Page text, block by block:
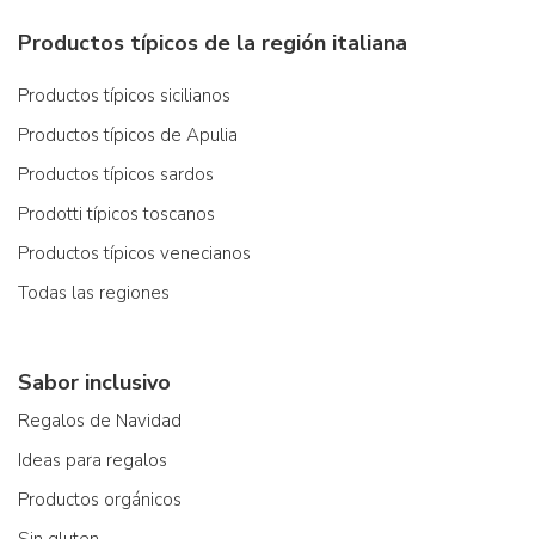
Productos típicos de la región italiana
Productos típicos sicilianos
Productos típicos de Apulia
Productos típicos sardos
Prodotti típicos toscanos
Productos típicos venecianos
Todas las regiones
Sabor inclusivo
Regalos de Navidad
Ideas para regalos
Productos orgánicos